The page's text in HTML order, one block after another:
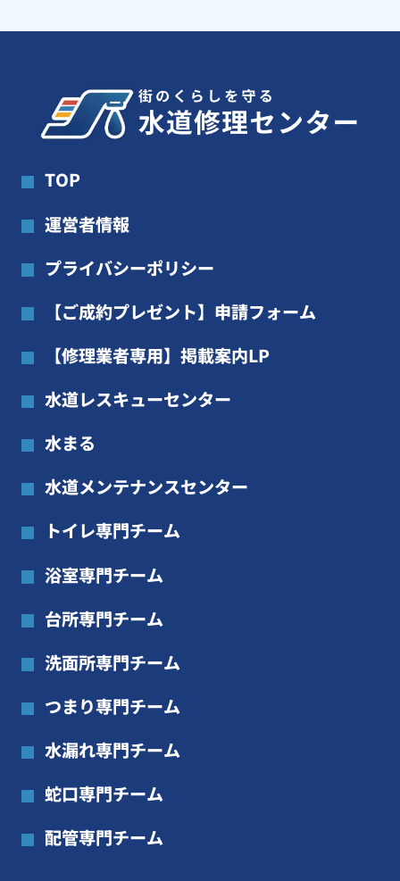
TOP
運営者情報
プライバシーポリシー
【ご成約プレゼント】申請フォーム
【修理業者専用】掲載案内LP
水道レスキューセンター
水まる
水道メンテナンスセンター
トイレ専門チーム
浴室専門チーム
台所専門チーム
洗面所専門チーム
つまり専門チーム
水漏れ専門チーム
蛇口専門チーム
配管専門チーム